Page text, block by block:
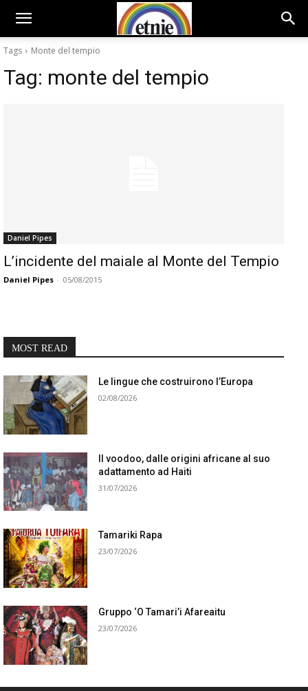
Tags Monte del tempio
Tag: monte del tempio
Daniel Pipes
L’incidente del maiale al Monte del Tempio
Daniel Pipes - 05/08/2015
MOST READ
Le lingue che costruirono l’Europa
02/08/2026
Il voodoo, dalle origini africane al suo
adattamento ad Haiti
31/07/2026
Tamariki Rapa
23/07/2026
Gruppo ‘O Tamari’i Afareaitu
23/07/2026